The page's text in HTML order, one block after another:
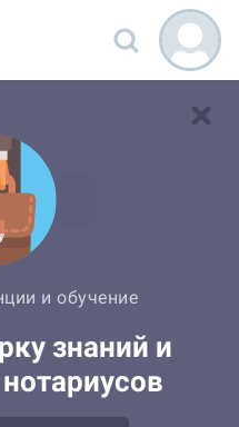
и обучение
знаний и